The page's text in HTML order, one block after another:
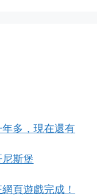
多，現在還有
尼斯堡
頁遊戲完成！